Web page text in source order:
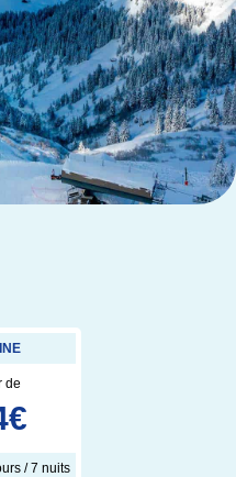
de
€
/ 7 nuits